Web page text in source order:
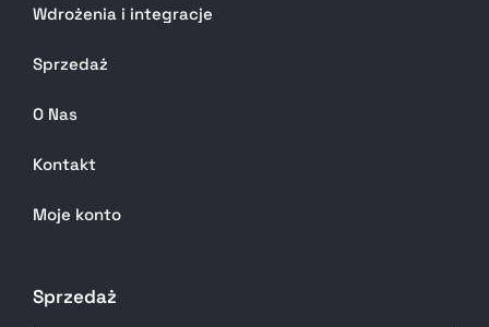
Wdrożenia i integracje
Sprzedaż
O Nas
Kontakt
Moje konto
Sprzedaż